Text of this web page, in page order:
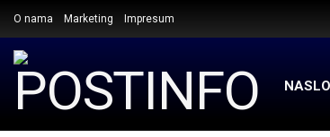
O nama Marketing Impresum